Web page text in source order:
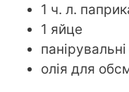
1 ч. л.
1 яйце
олія для